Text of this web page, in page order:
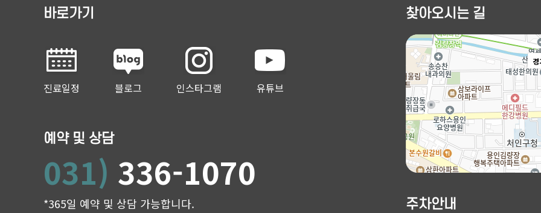
바로가기
진료일정 블로그 인스타그램 유튜브
예약 및 상담
031) 336-1070
*365일 예약 및 상담 가능합니다.
찾아오시는 길
경
주차안내